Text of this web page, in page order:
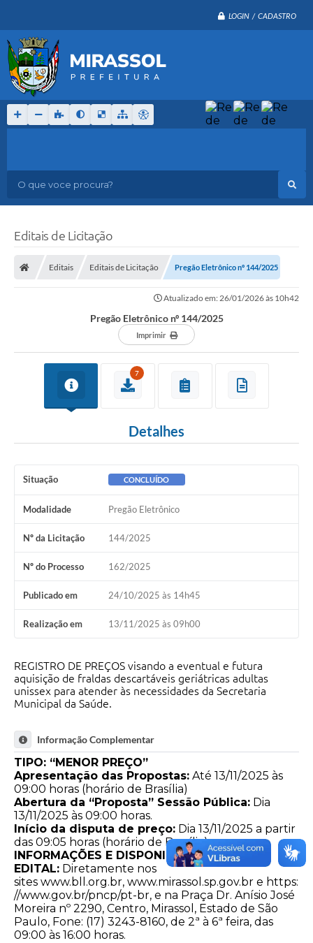
LOGIN / CADASTRO
O que voce procura?
Editais de Licitação
Editais Editais de Licitação Pregão Eletrônico nº 144/2025
Atualizado em: 26/01/2026 às 10h42
Pregão Eletrônico nº 144/2025
Imprimir
7
Detalhes
Situação CONCLUÍDO
Modalidade Pregão Eletrônico
Nº da Licitação 144/2025
Nº do Processo 162/2025
Publicado em 24/10/2025 às 14h45
Realização em 13/11/2025 às 09h00
REGISTRO DE PREÇOS visando a eventual e futura
aquisição de fraldas descartáveis geriátricas adultas
unissex para atender às necessidades da Secretaria
Municipal da Saúde.
Informação Complementar
TIPO: “MENOR PREÇO”
Apresentação das Propostas: Até 13/11/2025 às
09:00 horas (horário de Brasília)
Abertura da “Proposta” Sessão Pública: Dia
13/11/2025 às 09:00 horas.
Início da disputa de preço: Dia 13/11/2025 a partir
das 09:05 horas (horário de Brasília)
INFORMAÇÕES E DISPONIBILIZAÇÃO DO
EDITAL: Diretamente nos
sites www.bll.org.br, www.mirassol.sp.gov.br e https:
//www.gov.br/pncp/pt-br, e na Praça Dr. Anísio José
Moreira nº 2290, Centro, Mirassol, Estado de São
Paulo, Fone: (17) 3243-8160, de 2ª à 6ª feira, das
09:00 às 16:00 horas.